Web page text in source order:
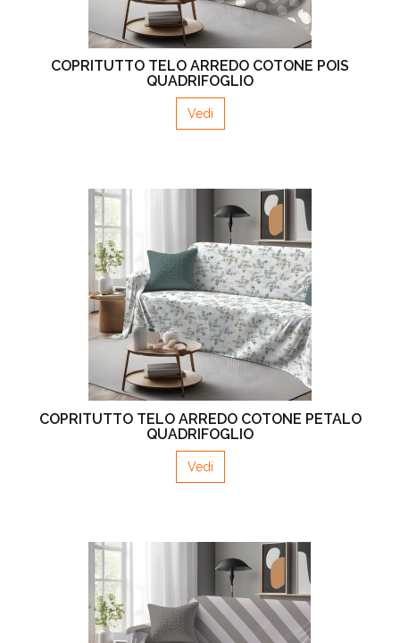
COPRITUTTO TELO ARREDO COTONE POIS
QUADRIFOGLIO
Vedi
COPRITUTTO TELO ARREDO COTONE PETALO
QUADRIFOGLIO
Vedi